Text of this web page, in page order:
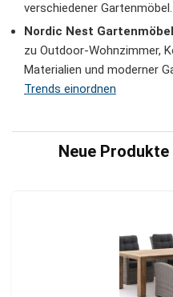
verschiedener Gartenmöbel.
Nordic Nest
zu Outdoor-Wohnzimmer,
Materialien und moderner
Trends einordnen
Neue